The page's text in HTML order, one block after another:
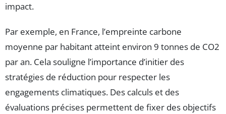
impact.
Par exemple, en France, l’empreinte carbone
moyenne par habitant atteint environ 9 tonnes de CO2
par an. Cela souligne l’importance d’initier des
stratégies de réduction pour respecter les
engagements climatiques. Des calculs et des
évaluations précises permettent de fixer des objectifs